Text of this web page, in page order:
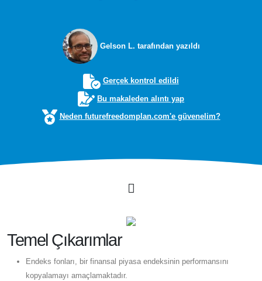
Gelson L. tarafından yazıldı
Gerçek kontrol edildi
Bu makaleden alıntı yap
Neden futurefreedomplan.com'e güvenelim?
Temel Çıkarımlar
Endeks fonları, bir finansal piyasa endeksinin performansını
kopyalamayı amaçlamaktadır.